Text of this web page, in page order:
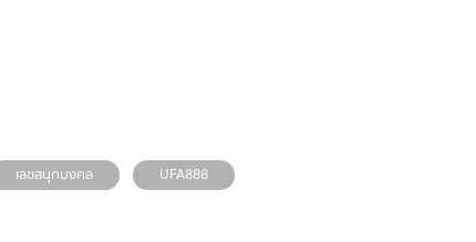
เลขสนุกมงคล
UFA888